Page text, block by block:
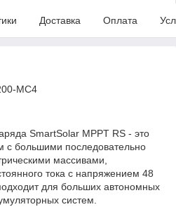
Доставка Оплата
МС4
SmartSolar MPPT RS - это
с большими последовательно
массивами,
тока с напряжением 48
для больших автономных
систем.